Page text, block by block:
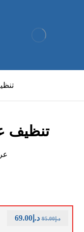
تنظيف
د.إ95.00 د.إ69.00